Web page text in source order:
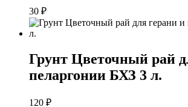
30 ₽
Грунт Цветочный рай
пеларгонии БХЗ 3 л.
120 ₽